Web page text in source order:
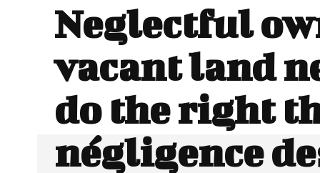
Neglectful
vacant land
do the right
négligence